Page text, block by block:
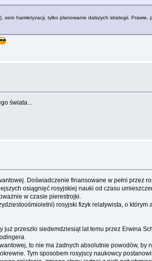
zero hamletyzacji, tylko planowanie dalszych strategii. Prawie,
świata...
Doświadczenie finansowane w pełni przez
osiągnięć rosyjskiej nauki od czasu
w czasie pierestrojki.
rosyjski fizyk relatywista, o
przeszło siedemdziesiąt lat temu przez Erwina
.
to nie ma żadnych absolutnie powodów, by
Tym sposobem rosyjscy naukowcy